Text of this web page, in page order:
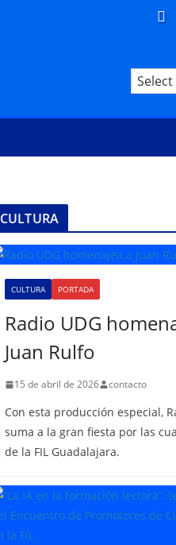
CULTURA
CULTURA PORTADA
Radio UDG
Juan Rulfo
15 de abril de 2026 contacto
Con esta producción especial,
suma a la gran fiesta por las
de la FIL Guadalajara.